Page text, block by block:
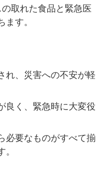
取れた食品と緊急医
す。
れ、災害への不安が軽
良く、緊急時に大変役
必要なものがすべて揃